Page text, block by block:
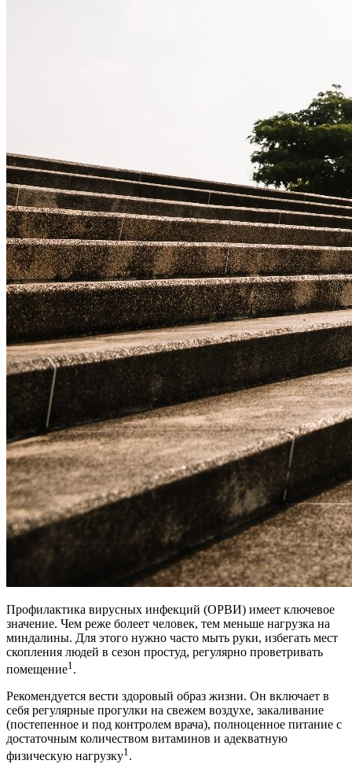
Профилактика вирусных инфекций (ОРВИ) имеет ключевое
значение. Чем реже болеет человек, тем меньше нагрузка на
миндалины. Для этого нужно часто мыть руки, избегать мест
скопления людей в сезон простуд, регулярно проветривать
помещение1 .
Рекомендуется вести здоровый образ жизни. Он включает в
себя регулярные прогулки на свежем воздухе, закаливание
(постепенное и под контролем врача), полноценное питание с
достаточным количеством витаминов и адекватную
физическую нагрузку1.